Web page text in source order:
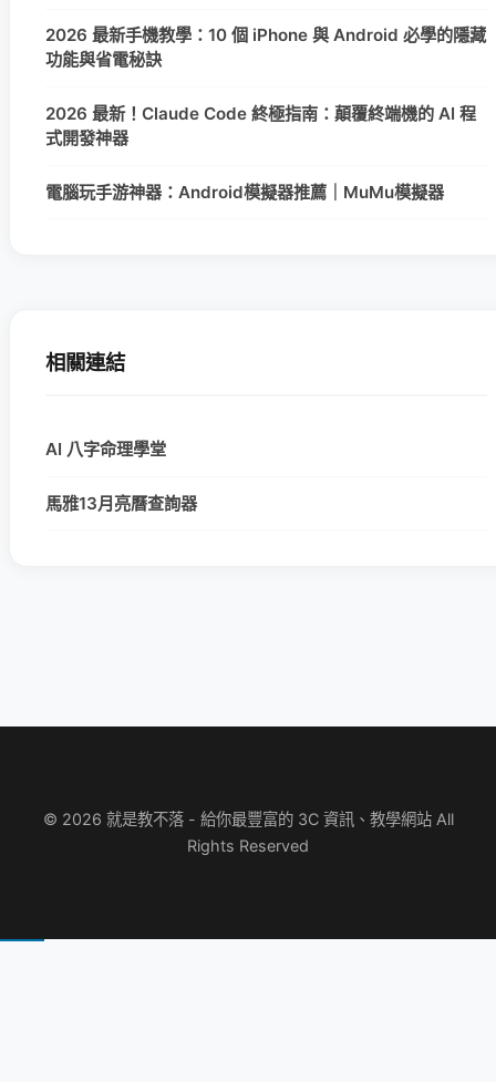
2026 最新手機教學：10 個 iPhone 與 Android 必學的隱藏
功能與省電秘訣
2026 最新！Claude Code 終極指南：顛覆終端機的 AI 程
式開發神器
電腦玩手游神器：Android模擬器推薦｜MuMu模擬器
相關連結
AI 八字命理學堂
馬雅13月亮曆查詢器
© 2026 就是教不落 - 給你最豐富的 3C 資訊、教學網站 All
Rights Reserved